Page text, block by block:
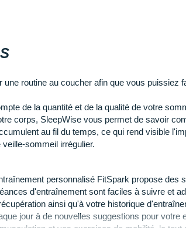
point de départ
Profils d'altitude
pas à pas (Komoot)
Start
(OSM) avec deux régions
préchargées : niveau de zoom maximum de 13
de surzoom logiciel sur les niveaux 15-18
:
une routine au coucher afin que vous puissiez
de la quantité et de la qualité de votre
corps, SleepWise vous permet de savoir
au fil du temps, ce qui rend visible
sommeil irrégulier.
personnalisé FitSpark propose des
d'entraînement sont faciles à suivre et
ainsi qu'à votre historique
jour à de nouvelles suggestions pour votre
et vos exercices de mobilité, le tout